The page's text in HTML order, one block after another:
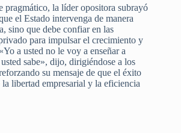
pragmático, la líder opositora subrayó
el Estado intervenga de manera
sino que debe confiar en las
para impulsar el crecimiento y
a usted no le voy a enseñar a
sabe», dijo, dirigiéndose a los
su mensaje de que el éxito
libertad empresarial y la eficiencia